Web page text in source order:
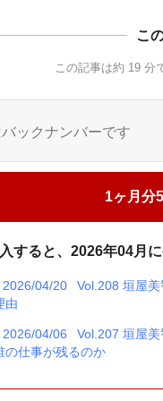
こ
この記事は約 19 分
ックナンバーです
1ヶ月分
すると、2026年04月
2026/04/20
Vol.208 垣屋
由
2026/04/06
Vol.207 垣屋美
の仕事が残るのか